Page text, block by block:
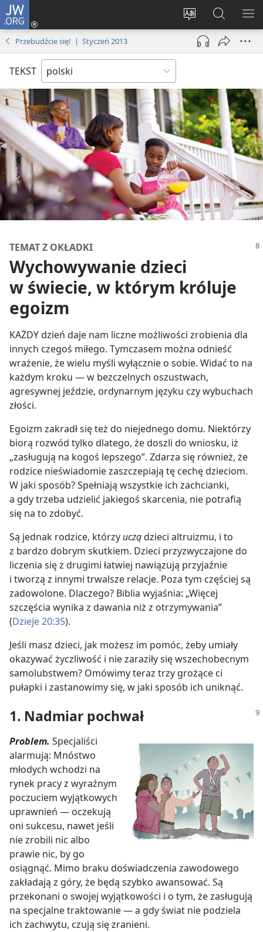
JW.ORG
Wybór
języka
Logowanie
(opens
window)
Szukaj
na
JW.ORG
Przebudźcie się! | Styczeń 2013
TEKST
TEMAT Z OKŁADKI
Wychowywanie dzieci
w świecie, w którym króluje
egoizm
KAŻDY dzień daje nam liczne możliwości zrobienia dla
innych czegoś miłego. Tymczasem można odnieść
wrażenie, że wielu myśli wyłącznie o sobie. Widać to na
każdym kroku — w bezczelnych oszustwach,
agresywnej jeździe, ordynarnym języku czy wybuchach
złości.
Egoizm zakradł się też do niejednego domu. Niektórzy
biorą rozwód tylko dlatego, że doszli do wniosku, iż
„zasługują na kogoś lepszego”. Zdarza się również, że
rodzice nieświadomie zaszczepiają tę cechę dzieciom.
W jaki sposób? Spełniają wszystkie ich zachcianki,
a gdy trzeba udzielić jakiegoś skarcenia, nie potrafią
się na to zdobyć.
Są jednak rodzice, którzy ucządzieci altruizmu, i to
z bardzo dobrym skutkiem. Dzieci przyzwyczajone do
liczenia się z drugimi łatwiej nawiązują przyjaźnie
i tworzą z innymi trwalsze relacje. Poza tym częściej są
zadowolone. Dlaczego? Biblia wyjaśnia: „Więcej
szczęścia wynika z dawania niż z otrzymywania”
(Dzieje 20:35).
Jeśli masz dzieci, jak możesz im pomóc, żeby umiały
okazywać życzliwość i nie zaraziły się wszechobecnym
samolubstwem? Omówimy teraz trzy grożące ci
pułapki i zastanowimy się, w jaki sposób ich uniknąć.
1. Nadmiar pochwał
Problem. Specjaliści
alarmują: Mnóstwo
młodych wchodzi na
rynek pracy z wyraźnym
poczuciem wyjątkowych
uprawnień — oczekują
oni sukcesu, nawet jeśli
nie zrobili nic albo
prawie nic, by go
osiągnąć. Mimo braku doświadczenia zawodowego
zakładają z góry, że będą szybko awansować. Są
przekonani o swojej wyjątkowości i o tym, że zasługują
na specjalne traktowanie — a gdy świat nie podziela
ich zachwytu, czują się zranieni.